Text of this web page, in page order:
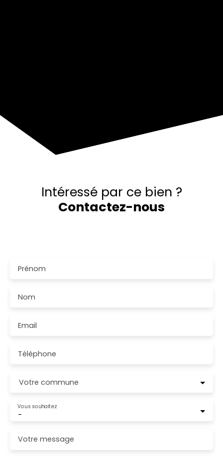
Intéressé par ce bien ?
Contactez-nous
Prénom
Nom
Email
Téléphone
Votre commune
-
Vous souhaitez
Votre message